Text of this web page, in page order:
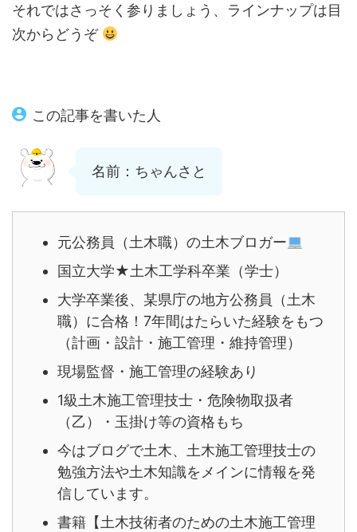
それではさっそく参りましょう、ラインナップは目
次からどうぞ
この記事を書いた人
名前：ちゃんさと
元公務員（土木職）の土木ブロガー
国立大学★土木工学科卒業（学士）
大学卒業後、某県庁の地方公務員（土木
職）に合格！7年間はたらいた経験をもつ
（計画・設計・施工管理・維持管理）
現場監督・施工管理の経験あり
1級土木施工管理技士・危険物取扱者
（乙）・玉掛け等の資格もち
今はブログで土木、土木施工管理技士の
勉強方法や土木知識をメインに情報を発
信しています。
書籍【土木技術者のための土木施工管理